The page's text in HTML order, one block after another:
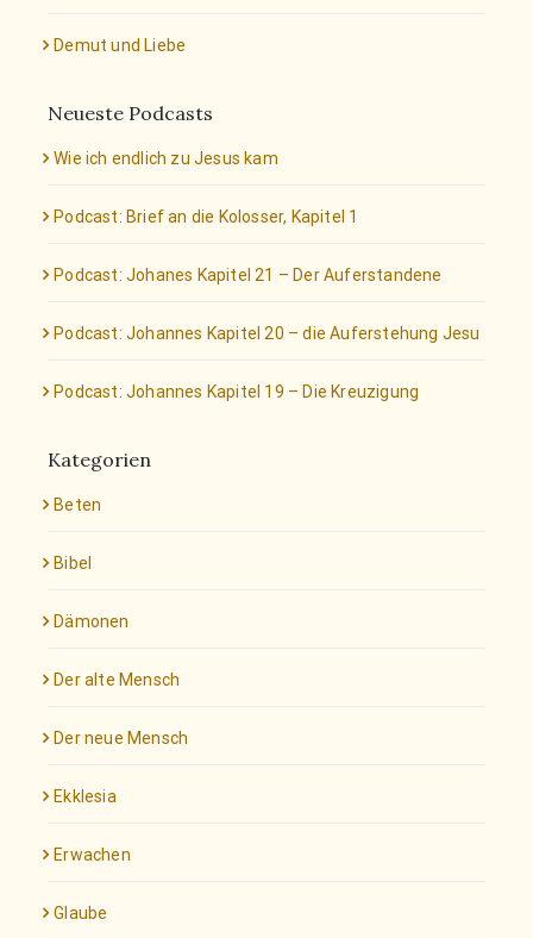
Demut und Liebe
Neueste Podcasts
Wie ich endlich zu Jesus kam
Podcast: Brief an die Kolosser, Kapitel 1
Podcast: Johanes Kapitel 21 – Der Auferstandene
Podcast: Johannes Kapitel 20 – die Auferstehung Jesu
Podcast: Johannes Kapitel 19 – Die Kreuzigung
Kategorien
Beten
Bibel
Dämonen
Der alte Mensch
Der neue Mensch
Ekklesia
Erwachen
Glaube